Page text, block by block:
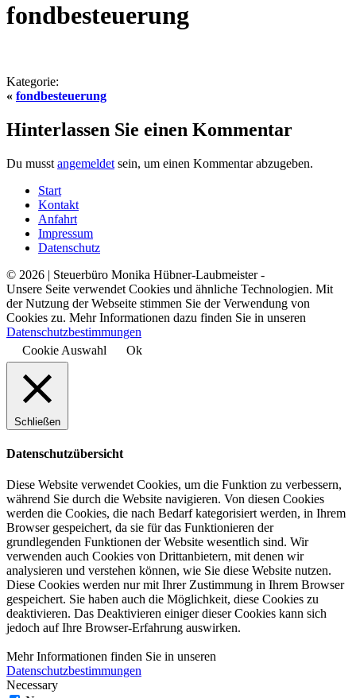
fondbesteuerung
Kategorie:
« fondbesteuerung
Hinterlassen Sie einen Kommentar
Du musst angemeldet sein, um einen Kommentar abzugeben.
Start
Kontakt
Anfahrt
Impressum
Datenschutz
© 2026 | Steuerbüro Monika Hübner-Laubmeister -
Unsere Seite verwendet Cookies und ähnliche Technologien. Mit
der Nutzung der Webseite stimmen Sie der Verwendung von
Cookies zu. Mehr Informationen dazu finden Sie in unseren
Datenschutzbestimmungen
Cookie Auswahl
Ok
Schließen
Datenschutzübersicht
Diese Website verwendet Cookies, um die Funktion zu verbessern,
während Sie durch die Website navigieren. Von diesen Cookies
werden die Cookies, die nach Bedarf kategorisiert werden, in Ihrem
Browser gespeichert, da sie für das Funktionieren der
grundlegenden Funktionen der Website wesentlich sind. Wir
verwenden auch Cookies von Drittanbietern, mit denen wir
analysieren und verstehen können, wie Sie diese Website nutzen.
Diese Cookies werden nur mit Ihrer Zustimmung in Ihrem Browser
gespeichert. Sie haben auch die Möglichkeit, diese Cookies zu
deaktivieren. Das Deaktivieren einiger dieser Cookies kann sich
jedoch auf Ihre Browser-Erfahrung auswirken.
Mehr Informationen finden Sie in unseren
Datenschutzbestimmungen
Necessary